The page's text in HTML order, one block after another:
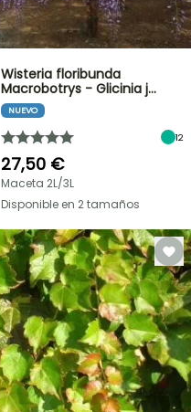
Wisteria floribunda
Macrobotrys - Glicinia j…
NUEVO
12
27,50 €
Maceta 2L/3L
Disponible en 2 tamaños